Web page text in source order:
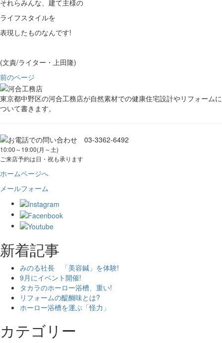
それらみんな、建て主様の
ライフスタイルを
表現したものなんです!
(文責/ライター・上田隆)
前のページ
東京都中野区の河合工務店が自然素材での健康住宅設計やリフォームに
ついて書きます。
10:00～19:00(月～土)
ご来店予約は日・祝も承ります
ホームページへ
メールフォーム
新着記事
みのる社長 「美容鍼」を体験!
9月にイベント開催!
タカラのホーロー浴槽、重い!
リフォームの醍醐味とは?
ホーロー浴槽を運ぶ「怪力」
カテゴリー